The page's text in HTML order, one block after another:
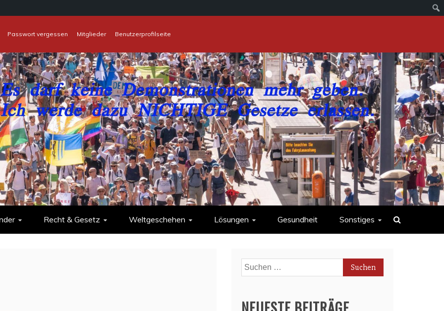
Passwort vergessen Mitglieder
Benutzerprofilseite
Recht & Gesetz Weltgeschehen Lösungen Gesundheit Sonstiges
Suchen
nach: